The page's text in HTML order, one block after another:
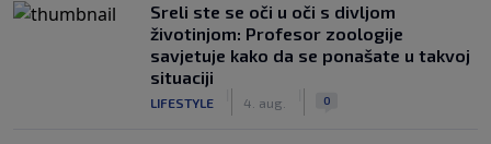
Sreli ste se oči u oči s divljom
životinjom: Profesor zoologije
savjetuje kako da se ponašate u takvoj
situaciji
LIFESTYLE 4. aug. 0